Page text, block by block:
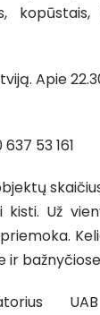
Apie
53 161
kisti. Už
ir